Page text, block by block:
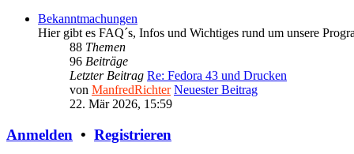
Bekanntmachungen
Hier gibt es FAQ´s, Infos und Wichtiges rund um unsere
88 Themen
96 Beiträge
Letzter Beitrag Re: Fedora 43 und Drucken
von ManfredRichter Neuester Beitrag
22. Mär 2026, 15:59
Anmelden • Registrieren